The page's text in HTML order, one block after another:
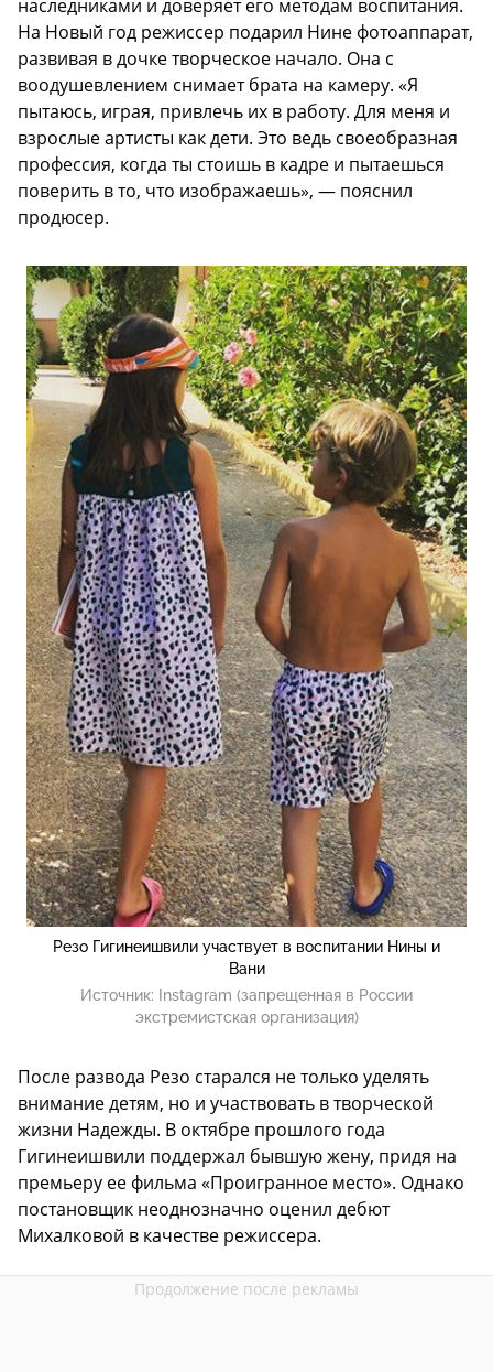
наследниками и доверяет его методам воспитания.
На Новый год режиссер подарил Нине фотоаппарат,
развивая в дочке творческое начало. Она с
воодушевлением снимает брата на камеру. «Я
пытаюсь, играя, привлечь их в работу. Для меня и
взрослые артисты как дети. Это ведь своеобразная
профессия, когда ты стоишь в кадре и пытаешься
поверить в то, что изображаешь», — пояснил
продюсер.
Резо Гигинеишвили участвует в воспитании Нины и
Вани
Источник:
Instagram (запрещенная в России
экстремистская организация)
После развода Резо старался не только уделять
внимание детям, но и участвовать в творческой
жизни Надежды. В октябре прошлого года
Гигинеишвили поддержал бывшую жену, придя на
премьеру ее фильма «Проигранное место». Однако
постановщик неоднозначно оценил дебют
Михалковой в качестве режиссера.